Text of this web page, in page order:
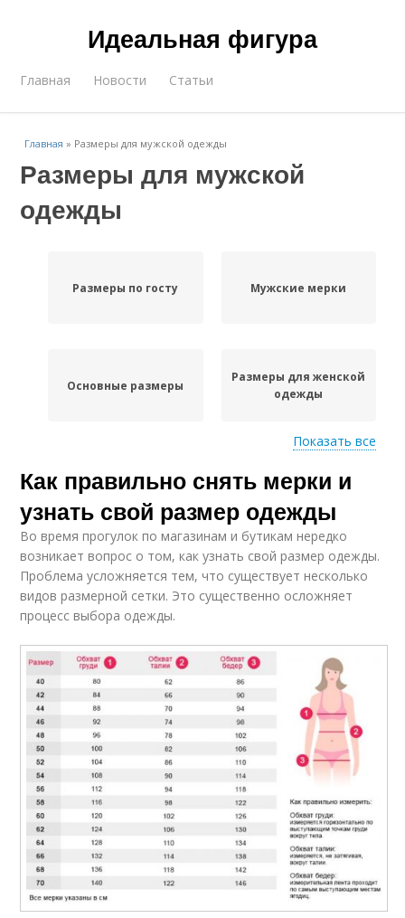
Идеальная фигура
Главная Новости Статьи
Главная » Размеры для мужской одежды
Размеры для мужской
одежды
Размеры по госту Мужские мерки
Основные размеры
Размеры для женской
одежды
Размеры для детской
одежды
Показать все
Как правильно снять мерки и
узнать свой размер одежды
Во время прогулок по магазинам и бутикам нередко
возникает вопрос о том, как узнать свой размер одежды.
Проблема усложняется тем, что существует несколько
видов размерной сетки. Это существенно осложняет
процесс выбора одежды.